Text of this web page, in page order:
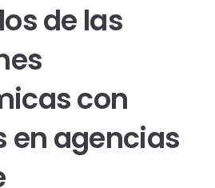
de las
con
en agencias